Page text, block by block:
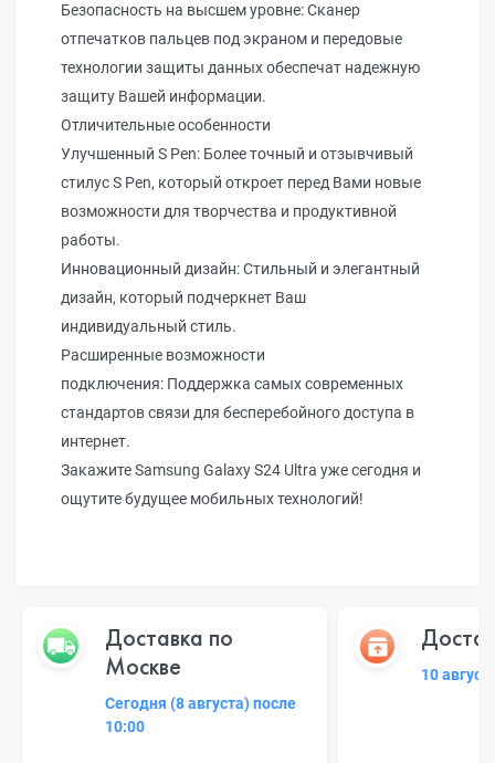
Безопасность на высшем уровне: Сканер
отпечатков пальцев под экраном и передовые
технологии защиты данных обеспечат надежную
защиту Вашей информации.
Отличительные особенности
Улучшенный S Pen: Более точный и отзывчивый
стилус S Pen, который откроет перед Вами новые
возможности для творчества и продуктивной
работы.
Инновационный дизайн: Стильный и элегантный
дизайн, который подчеркнет Ваш
индивидуальный стиль.
Расширенные возможности
подключения: Поддержка самых современных
стандартов связи для бесперебойного доступа в
интернет.
Закажите Samsung Galaxy S24 Ultra уже сегодня и
ощутите будущее мобильных технологий!
Доставка по
Москве
Сегодня (8 августа) после
10:00
10